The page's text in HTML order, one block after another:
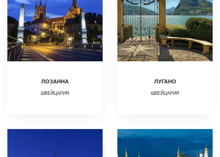
ЛОЗАННА
ШВЕЙЦАРИЯ
ЛУГАНО
ШВЕЙЦАРИЯ